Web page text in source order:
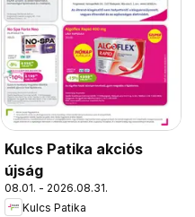
Kulcs Patika akciós
újság
08.01. - 2026.08.31.
Kulcs Patika